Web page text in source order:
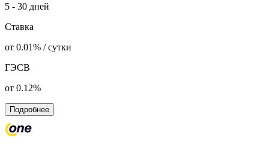
5 - 30 дней
Ставка
от 0.01% / сутки
ГЭСВ
от 0.12%
Подробнее